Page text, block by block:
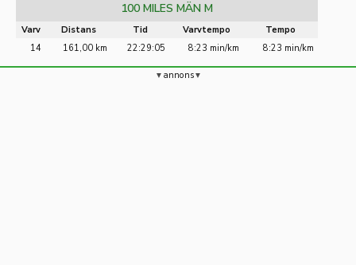
100 MILES MÄN M
Varv Distans Tid Varvtempo
Tempo
14
161,00 km 22:29:05 8:23 min/km 8:23 min/km
annons